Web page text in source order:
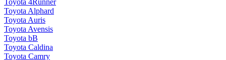
Toyota 4Runner
Toyota Alphard
Toyota Auris
Toyota Avensis
Toyota bB
Toyota Caldina
Toyota Camry